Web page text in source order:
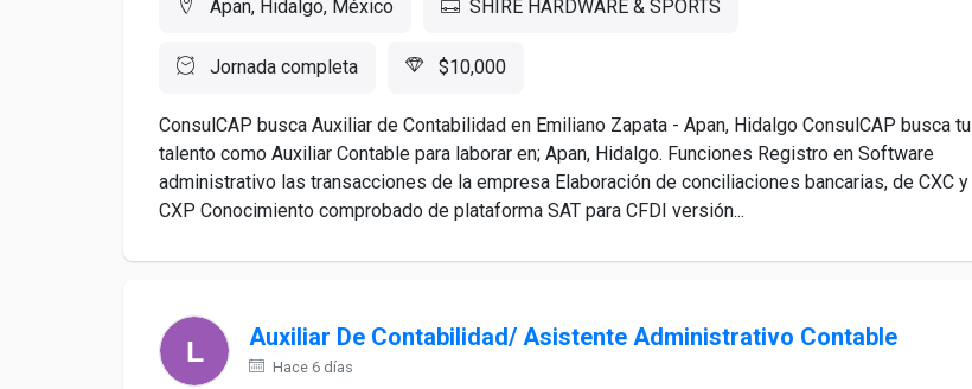
Apan, Hidalgo, México SHIRE HARDWARE & SPORTS
Jornada completa $10,000
ConsulCAP busca Auxiliar de Contabilidad en Emiliano Zapata - Apan, Hidalgo ConsulCAP busca tu
talento como Auxiliar Contable para laborar en; Apan, Hidalgo. Funciones Registro en Software
administrativo las transacciones de la empresa Elaboración de conciliaciones bancarias, de CXC y
CXP Conocimiento comprobado de plataforma SAT para CFDI versión...
Auxiliar De Contabilidad/ Asistente Administrativo Contable
Hace 6 días